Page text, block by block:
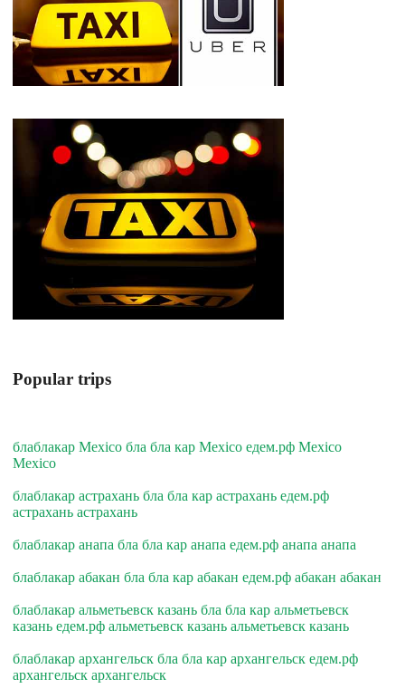
Popular trips
блаблакар Mexico бла бла кар Mexico едем.рф Mexico
Mexico
блаблакар астрахань бла бла кар астрахань едем.рф
астрахань астрахань
блаблакар анапа бла бла кар анапа едем.рф анапа анапа
блаблакар абакан бла бла кар абакан едем.рф абакан абакан
блаблакар альметьевск казань бла бла кар альметьевск
казань едем.рф альметьевск казань альметьевск казань
блаблакар архангельск бла бла кар архангельск едем.рф
архангельск архангельск